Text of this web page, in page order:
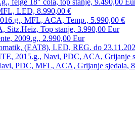
felge 18″ cola, top stanje, 9.490,00
LED, 8.990,00 €
MFL, ACA, Temp., 5.990,00 €
Sitz.Heiz, Top stanje, 3.990,00 Eur
2009.g., 2.990,00 Eur
(EAT8), LED, REG. do
2015.g., Navi, PDC, ACA, Grijanje
PDC, MFL, ACA, Grijanje sjedala,